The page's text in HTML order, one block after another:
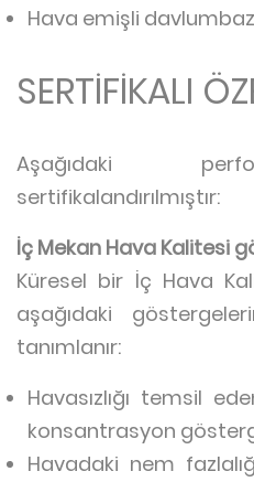
Hava emişli
SERTİFİKALI
Aşağıdaki
sertifikalandırılmıştır:
İç Mekan Hava Kalitesi
Küresel bir İç Hava
aşağıdaki
tanımlanır:
Havasızlığı temsil
konsantrasyon
Havadaki nem